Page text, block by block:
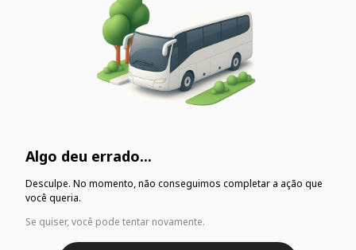
Algo deu errado...
Desculpe. No momento, não conseguimos completar a ação que
você queria.
Se quiser, você pode tentar novamente.